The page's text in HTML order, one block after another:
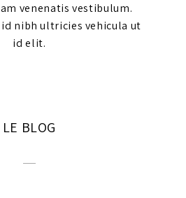
venenatis vestibulum.
nibh ultricies vehicula ut
id elit.
LE BLOG